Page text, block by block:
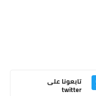
تابعونا على
twitter